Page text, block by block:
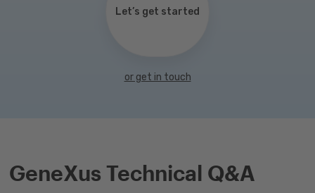
Let’s get started
or get in touch
GeneXus Technical Q&A